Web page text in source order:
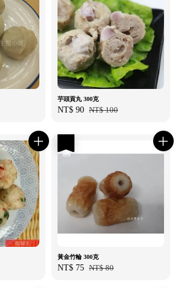
芋頭貢丸 300克
Sale
NT$ 90 Regular
NT$ 100
黃金竹輪 300克
Sale
NT$ 75 Regular
NT$ 80